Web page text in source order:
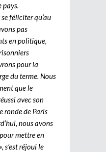
féliciter qu’au
pas
en politique,
pour la
du terme. Nous
que le
avec son
ronde de Paris
nous avons
mettre en
s’est réjoui le